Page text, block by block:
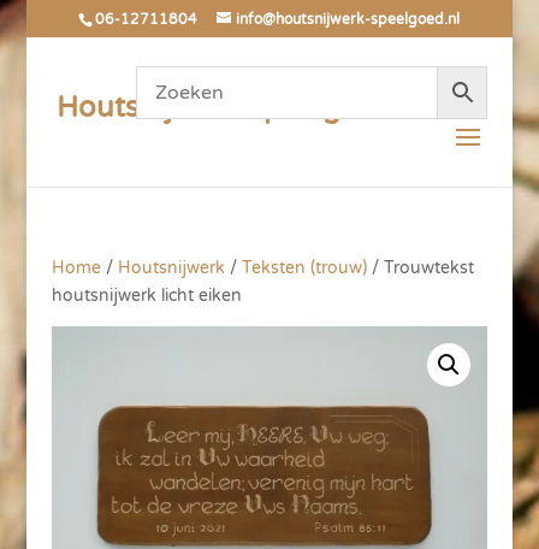
06-12711804 info@houtsnijwerk-speelgoed.nl
Houtsnijwerk Speelgoed
Home/ Houtsnijwerk / Teksten (trouw)/ Trouwtekst
houtsnijwerk licht eiken